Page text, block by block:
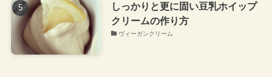
しっかりと更に固い豆乳ホイップ
クリームの作り方
ヴィーガンクリーム